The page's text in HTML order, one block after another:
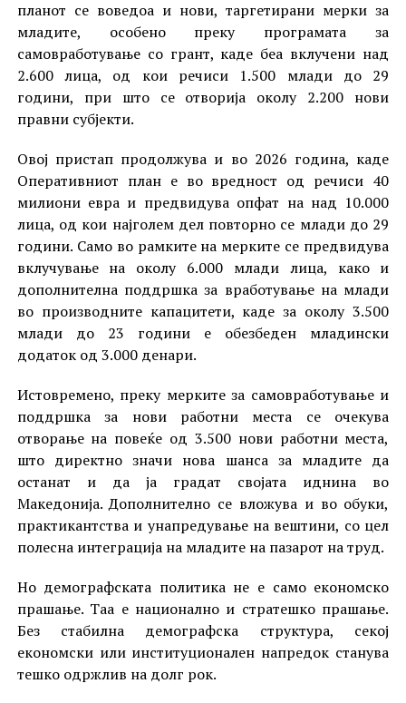
планот се воведоа и нови, таргетирани мерки за
младите, особено преку програмата за
самовработување со грант, каде беа вклучени над
2.600 лица, од кои речиси 1.500 млади до 29
години, при што се отворија околу 2.200 нови
правни субјекти.
Овој пристап продолжува и во 2026 година, каде
Оперативниот план е во вредност од речиси 40
милиони евра и предвидува опфат на над 10.000
лица, од кои најголем дел повторно се млади до 29
години. Само во рамките на мерките се предвидува
вклучување на околу 6.000 млади лица, како и
дополнителна поддршка за вработување на млади
во производните капацитети, каде за околу 3.500
млади до 23 години е обезбеден младински
додаток од 3.000 денари.
Истовремено, преку мерките за самовработување и
поддршка за нови работни места се очекува
отворање на повеќе од 3.500 нови работни места,
што директно значи нова шанса за младите да
останат и да ја градат својата иднина во
Македонија. Дополнително се вложува и во обуки,
практикантства и унапредување на вештини, со цел
полесна интеграција на младите на пазарот на труд.
Но демографската политика не е само економско
прашање. Таа е национално и стратешко прашање.
Без стабилна демографска структура, секој
економски или институционален напредок станува
тешко одржлив на долг рок.